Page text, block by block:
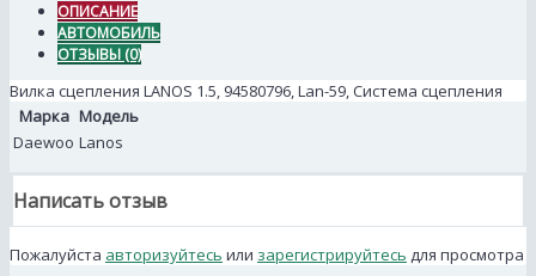
ОПИСАНИЕ
АВТОМОБИЛЬ
ОТЗЫВЫ (0)
Вилка сцепления LANOS 1.5, 94580796, Lan-59, Система сцепления
Марка Модель
Daewoo Lanos
Написать отзыв
Пожалуйста авторизуйтесь или зарегистрируйтесь для просмотра